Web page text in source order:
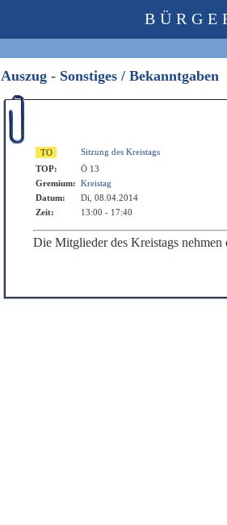
Auszug - Sonstiges / Bekanntgaben
Sitzung des Kreistags
TOP:
Ö 13
Gremium: Kreistag
Datum:
Di, 08.04.2014
Zeit:
13:00 - 17:40
Die Mitglieder des Kreistags nehmen